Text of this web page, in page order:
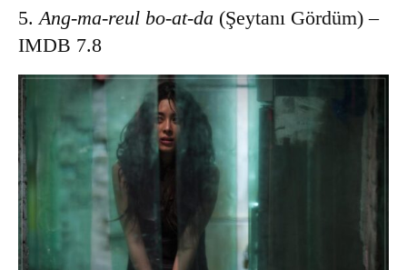
5. Ang-ma-reul bo-at-da (Şeytanı Gördüm) –
IMDB 7.8